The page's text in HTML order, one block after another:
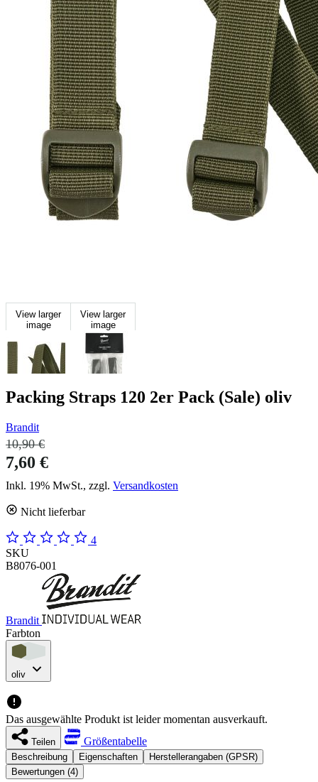
View larger
image
View larger
image
Packing Straps 120 2er Pack (Sale) oliv
Brandit
10,90 €
7,60 €
Inkl. 19% MwSt., zzgl. Versandkosten
Nicht lieferbar
4
SKU
B8076-001
Brandit
Farbton
oliv
Das ausgewählte Produkt ist leider momentan ausverkauft.
Teilen Größentabelle
Beschreibung Eigenschaften
Herstellerangaben (GPSR)
Bewertungen (4)